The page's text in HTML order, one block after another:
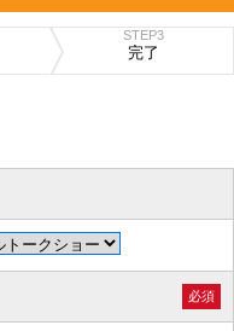
STEP3
完了
必須